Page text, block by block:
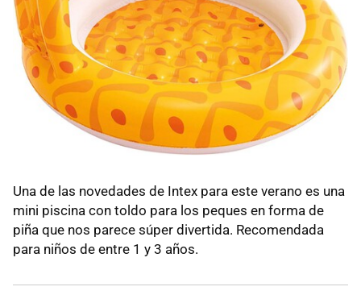
Una de las novedades de Intex para este verano es una
mini piscina con toldo para los peques en forma de
piña que nos parece súper divertida. Recomendada
para niños de entre 1 y 3 años.